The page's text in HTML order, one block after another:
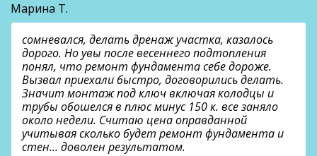
Марина Т.
сомневался, делать дренаж участка, казалось
дорого. Но увы после весеннего подтопления
понял, что ремонт фундамента себе дороже.
Вызвал приехали быстро, договорились делать.
Значит монтаж под ключ включая колодцы и
трубы обошелся в плюс минус 150 к. все заняло
около недели. Считаю цена оправданной
учитывая сколько будет ремонт фундамента и
стен… доволен результатом.